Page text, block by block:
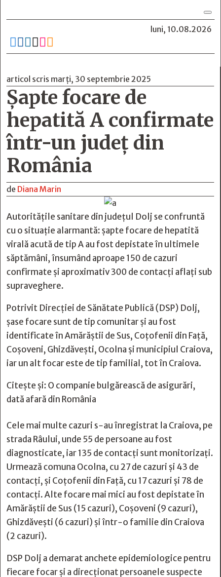
luni, 10.08.2026
     
articol scris marți, 30 septembrie 2025
Șapte focare de
hepatită A confirmate
într-un județ din
România
de Diana Marin
Autoritățile sanitare din județul Dolj se confruntă
cu o situație alarmantă: șapte focare de hepatită
virală acută de tip A au fost depistate în ultimele
săptămâni, însumând aproape 150 de cazuri
confirmate și aproximativ 300 de contacți aflați sub
supraveghere.
Potrivit Direcției de Sănătate Publică (DSP) Dolj,
șase focare sunt de tip comunitar și au fost
identificate în Amărăștii de Sus, Coțofenii din Față,
Coșoveni, Ghizdăvești, Ocolna și municipiul Craiova,
iar un alt focar este de tip familial, tot în Craiova.
Citește și: O companie bulgărească de asigurări,
dată afară din România
Cele mai multe cazuri s-au înregistrat la Craiova, pe
strada Râului, unde 55 de persoane au fost
diagnosticate, iar 135 de contacți sunt monitorizați.
Urmează comuna Ocolna, cu 27 de cazuri și 43 de
contacți, și Coțofenii din Față, cu 17 cazuri și 78 de
contacți. Alte focare mai mici au fost depistate în
Amărăștii de Sus (15 cazuri), Coșoveni (9 cazuri),
Ghizdăvești (6 cazuri) și într-o familie din Craiova
(2 cazuri).
DSP Dolj a demarat anchete epidemiologice pentru
fiecare focar și a direcționat persoanele suspecte